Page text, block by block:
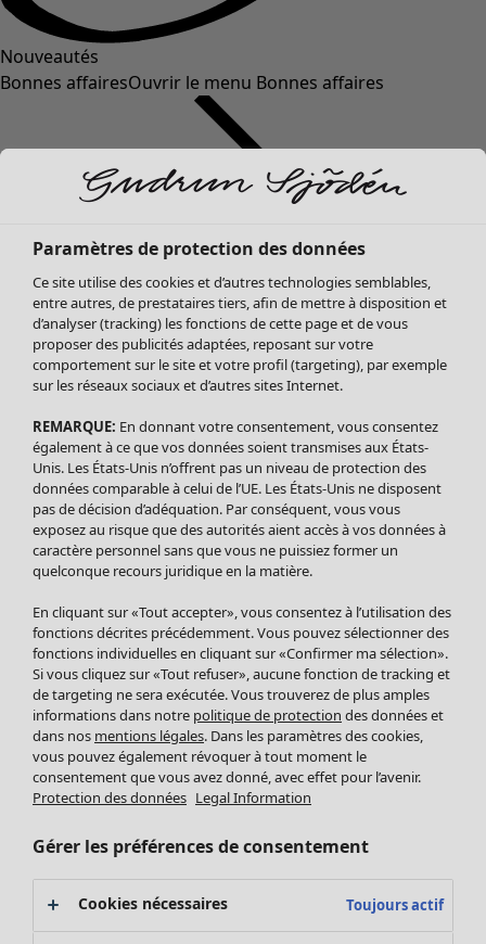
Nouveautés
Bonnes affairesOuvrir le menu Bonnes affaires
Soldes Vêtements
Tous les vêtements
Robes
Tuniques
Blouses
Tops
Gilets
Pantalon
Jupes
Leggings et collants
Accessoires
Chaussures
Vêtements de bain
Basics
Soldes Mobilier
Bonnes affaires déco
Décoration
Textiles
Tapis
Éponge
Paramètres de protection des données
Ce site utilise des cookies et d’autres technologies semblables,
entre autres, de prestataires tiers, afin de mettre à disposition et
d’analyser (tracking) les fonctions de cette page et de vous
proposer des publicités adaptées, reposant sur votre
comportement sur le site et votre profil (targeting), par exemple
sur les réseaux sociaux et d’autres sites Internet.
REMARQUE: En donnant votre consentement, vous consentez
également à ce que vos données soient transmises aux États-
Unis. Les États-Unis n’offrent pas un niveau de protection des
données comparable à celui de l’UE. Les États-Unis ne disposent
pas de décision d’adéquation. Par conséquent, vous vous
exposez au risque que des autorités aient accès à vos données à
caractère personnel sans que vous ne puissiez former un
quelconque recours juridique en la matière.
En cliquant sur «Tout accepter», vous consentez à l’utilisation des
fonctions décrites précédemment. Vous pouvez sélectionner des
fonctions individuelles en cliquant sur «Confirmer ma sélection».
Si vous cliquez sur «Tout refuser», aucune fonction de tracking et
de targeting ne sera exécutée. Vous trouverez de plus amples
informations dans notre politique de protection des données et
dans nos mentions légales. Dans les paramètres des cookies,
vous pouvez également révoquer à tout moment le
consentement que vous avez donné, avec effet pour l’avenir.
Protection des données Legal Information
Gérer les préférences de consentement
Cookies nécessaires Toujours actif